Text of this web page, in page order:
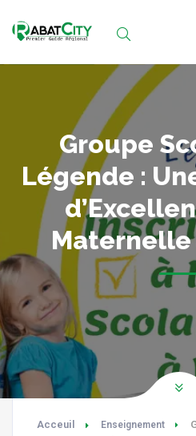
Groupe
Légende :
Maternelle
Acceuil Enseignement